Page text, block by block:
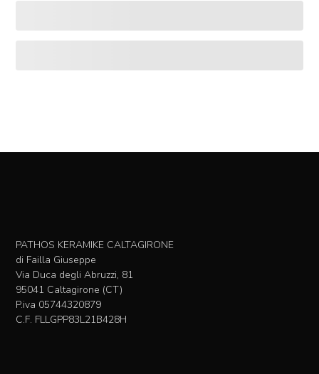
PATHOS KERAMIKE CALTAGIRONE
di Failla Giuseppe
Via Duca degli Abruzzi, 81
95041 Caltagirone (CT)
P.iva 05744320879
C.F. FLLGPP83L21B428H